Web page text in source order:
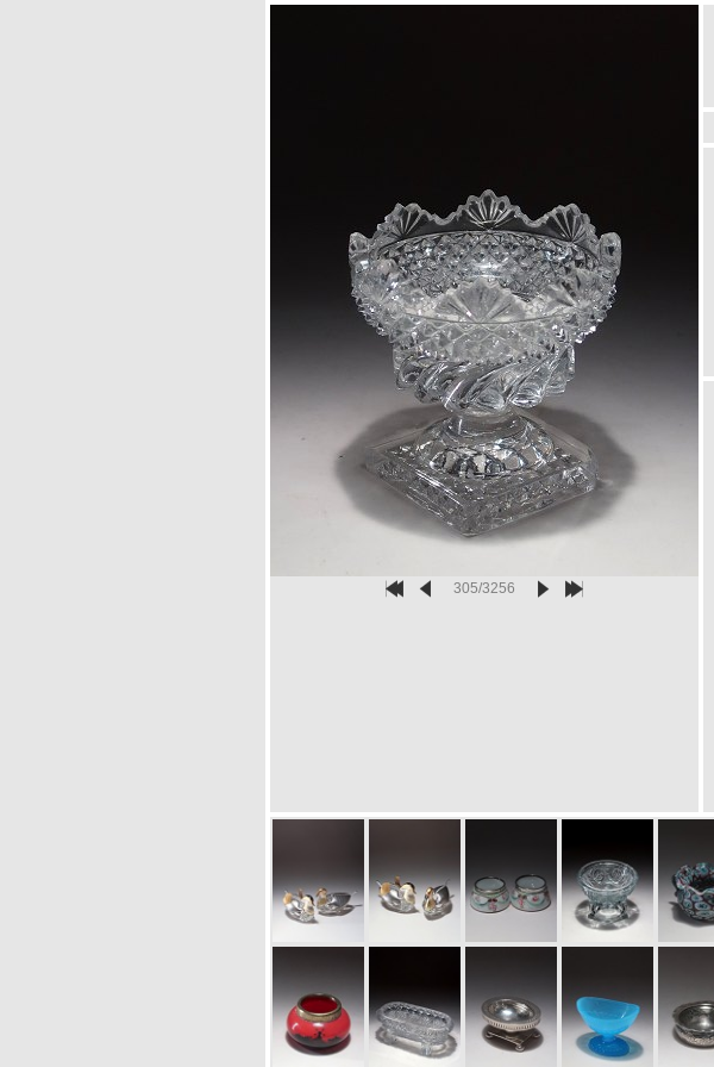
305/3256